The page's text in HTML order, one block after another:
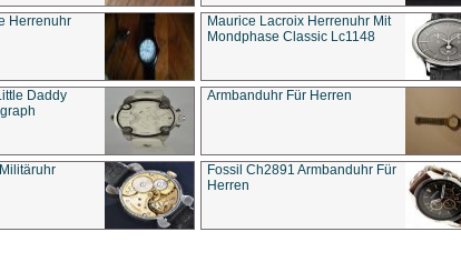
Herrenuhr
Maurice Lacroix Herrenuhr Mit
Mondphase Classic Lc1148
Daddy
Armbanduhr Für Herren
Fossil Ch2891 Armbanduhr Für
Herren